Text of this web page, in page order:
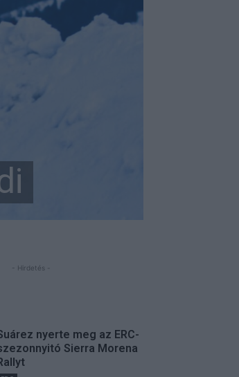
- Hirdetés -
nyerte meg az ERC-
Sierra Morena